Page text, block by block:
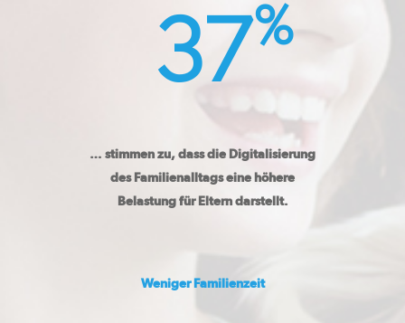
37%
… stimmen zu, dass die Digitalisierung
des Familienalltags eine höhere
Belastung für Eltern darstellt.
Weniger Familienzeit